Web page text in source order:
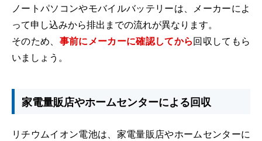
ノートパソコンやモバイルバッテリーは、メーカーによ
って申し込みから排出までの流れが異なります。
そのため、 事前にメーカーに確認してから回収してもら
いましょう。
家電量販店やホームセンターによる回収
リチウムイオン電池は、家電量販店やホームセンターに